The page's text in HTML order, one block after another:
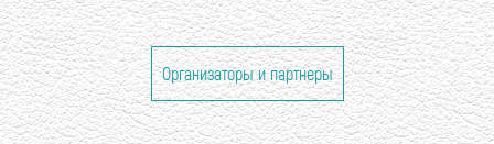
Организаторы и партнеры